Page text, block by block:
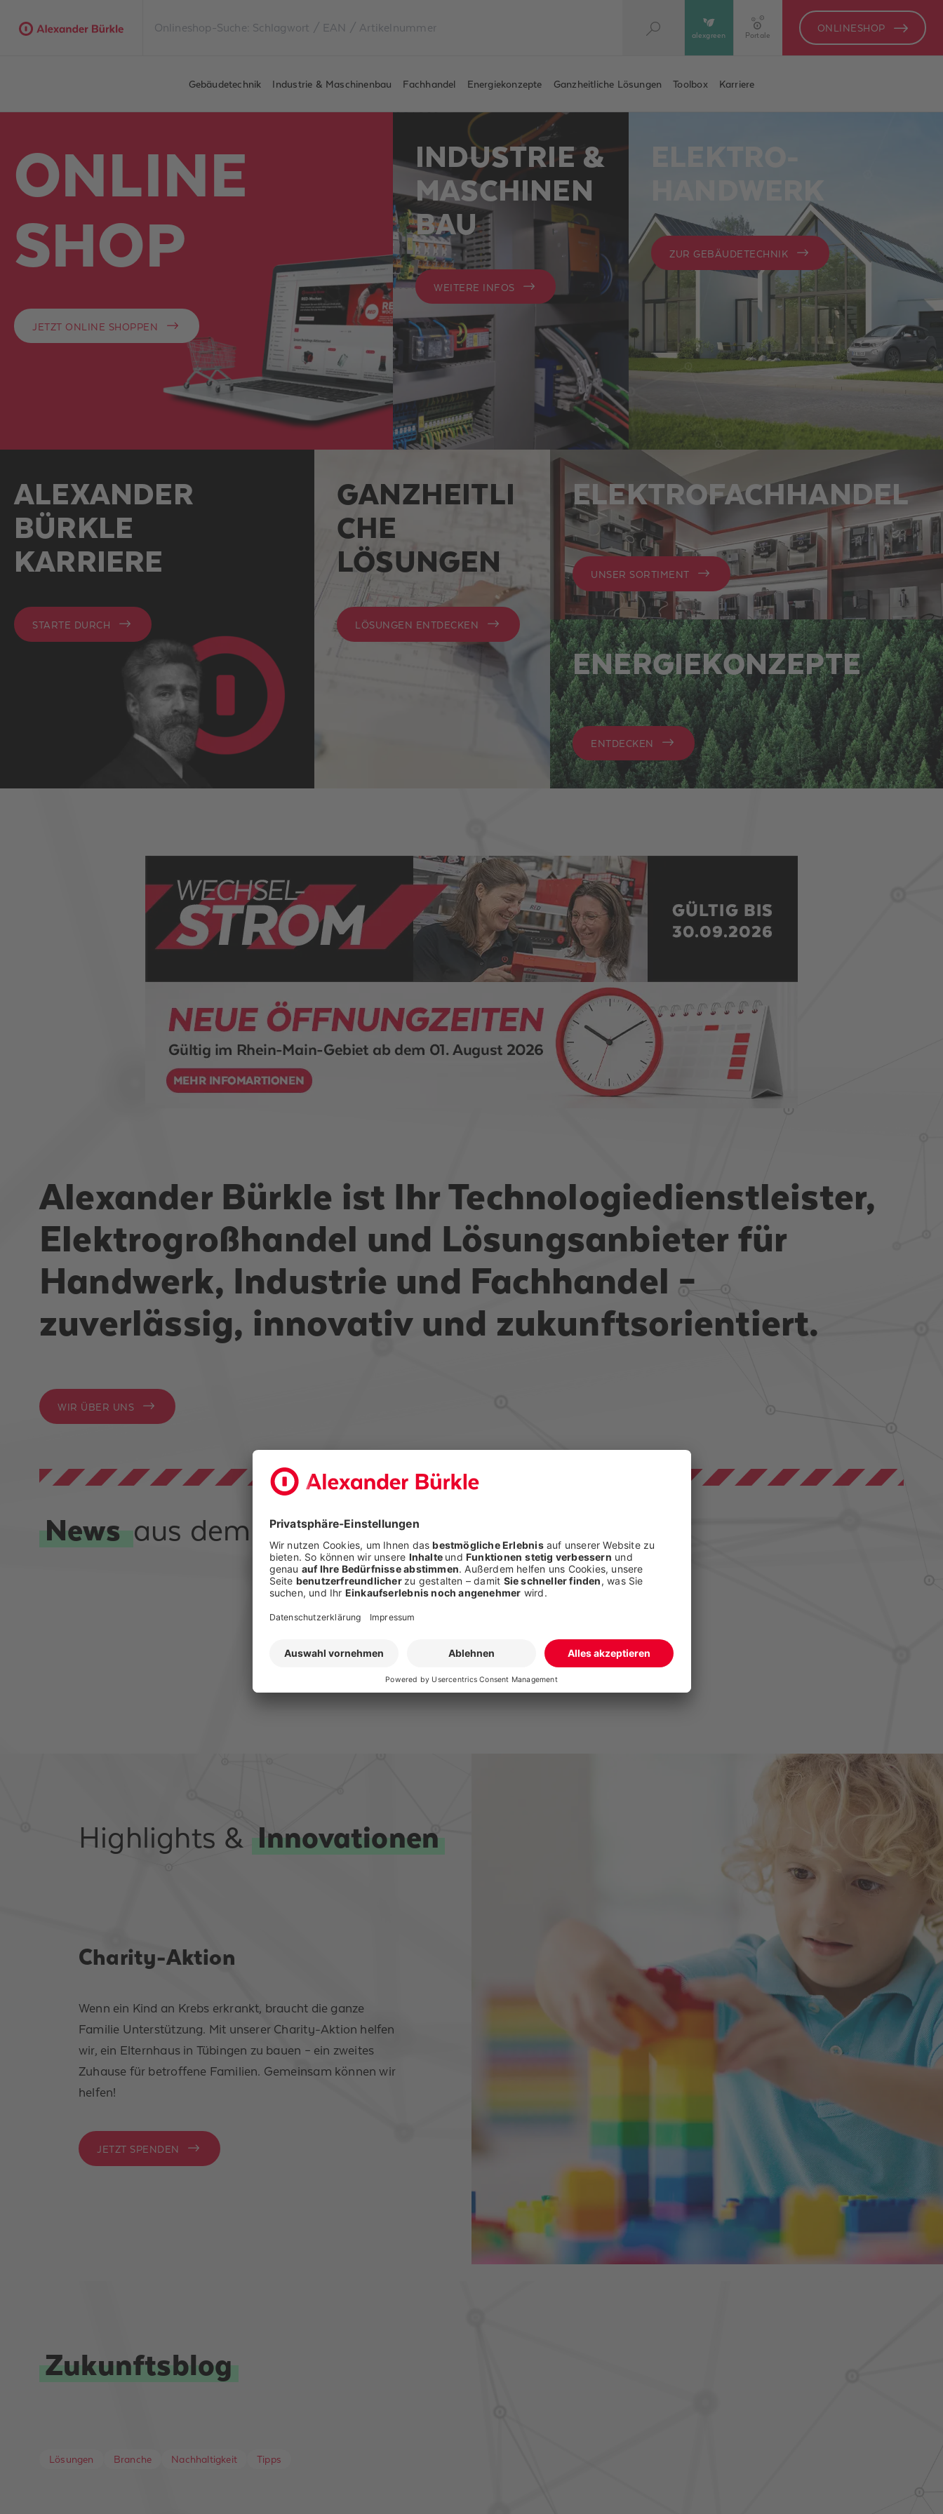
alexgreen Portale
ONLINESHOP
Gebäudetechnik Industrie & Maschinenbau Fachhandel Energiekonzepte Ganzheitliche Lösungen Toolbox Karriere
ONLINE
SHOP
JETZT ONLINE SHOPPEN
INDUSTRIE &
MASCHINEN
BAU
WEITERE INFOS
ELEKTRO-
ZUR GEBÄUDETECHNIK
ALEXANDER
BÜRKLE
KARRIERE
STARTE DURCH
GANZHEITLI
CHE
LÖSUNGEN
LÖSUNGEN ENTDECKEN
ELEKTROFACHHANDEL
UNSER SORTIMENT
ENERGIEKONZEPTE
ENTDECKEN
Alexander Bürkle ist Ihr Technologiedienstleister,
Elektrogroßhandel und Lösungsanbieter für
Handwerk, Industrie und Fachhandel –
zuverlässig, innovativ und zukunftsorientiert.
WIR ÜBER UNS
News aus dem Unternehmen
<< < 1920212223
Highlights & Innovationen
Charity-Aktion
Wenn ein Kind an Krebs erkrankt, braucht die ganze
Familie Unterstützung. Mit unserer Charity-Aktion helfen
wir, ein Elternhaus in Tübingen zu bauen – ein zweites
Zuhause für betroffene Familien. Gemeinsam können wir
helfen!
JETZT SPENDEN
Zukunftsblog
Lösungen Branche Nachhaltigkeit Tipps